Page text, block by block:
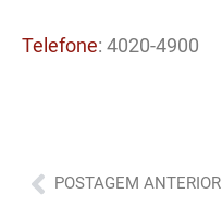
Telefone: 4020-4900
Anterior
POSTAGEM ANTERIOR